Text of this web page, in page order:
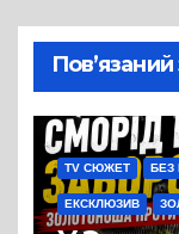
TV СЮЖЕТ БЕЗ
ЕКСКЛЮЗИВ